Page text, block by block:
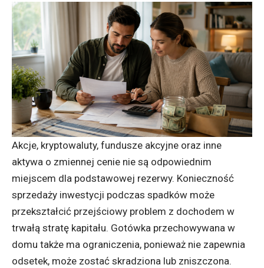
Akcje, kryptowaluty, fundusze akcyjne oraz inne
aktywa o zmiennej cenie nie są odpowiednim
miejscem dla podstawowej rezerwy. Konieczność
sprzedaży inwestycji podczas spadków może
przekształcić przejściowy problem z dochodem w
trwałą stratę kapitału. Gotówka przechowywana w
domu także ma ograniczenia, ponieważ nie zapewnia
odsetek, może zostać skradziona lub zniszczona.